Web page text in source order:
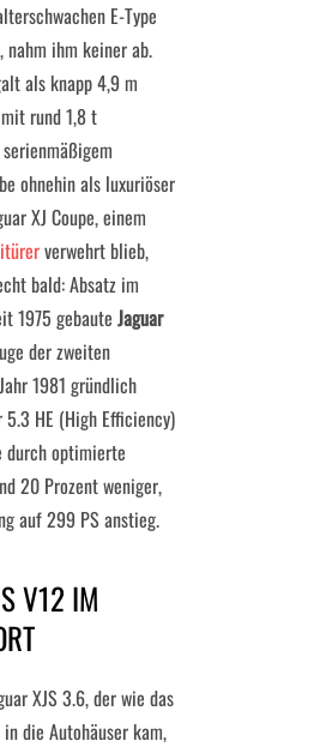
E-Type
nahm ihm keiner ab.
als knapp 4,9 m
rund 1,8 t
ohnehin als luxuriöser
XJ Coupe, einem
verwehrt blieb,
bald: Absatz im
1975 gebaute Jaguar
der zweiten
1981 gründlich
HE (High Efficiency)
durch optimierte
20 Prozent weniger,
auf 299 PS anstieg.
V12 IM
XJS 3.6, der wie das
die Autohäuser kam,